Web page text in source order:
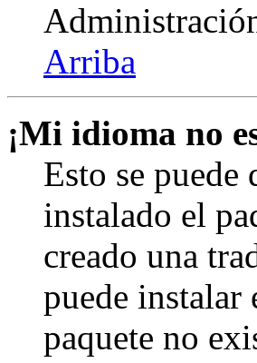
Arriba
¡Mi idioma no
Esto se
instalado el
creado una
puede instalar
paquete no